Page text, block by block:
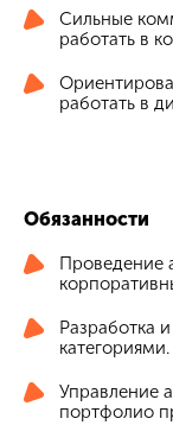
Сильные
работать в
работать в
Обязанности
Проведение
Разработка
категориями.
Управление
портфолио